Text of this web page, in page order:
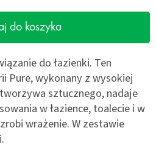
do koszyka
do łazienki. Ten
Pure, wykonany z wysokiej
sztucznego, nadaje
w łazience, toalecie i w
wrażenie. W zestawie